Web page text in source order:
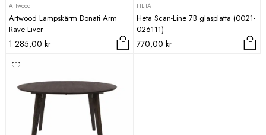
Artwood
Artwood Lampskärm Donati Arm
Rave Liver
1 285,00 kr
HETA
Heta Scan-Line 7B glasplatta (0021-
026111)
770,00 kr